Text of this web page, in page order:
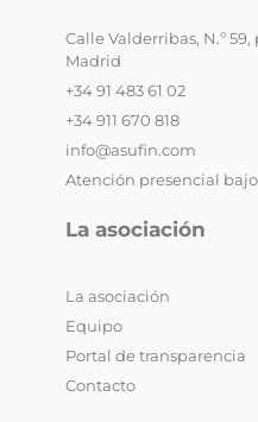
Calle Valderribas, N.º
Madrid
+34 91 483 61 02
+34 911 670 818
info@asufin.com
Atención presencial
La asociación
La asociación
Equipo
Portal de transparencia
Contacto